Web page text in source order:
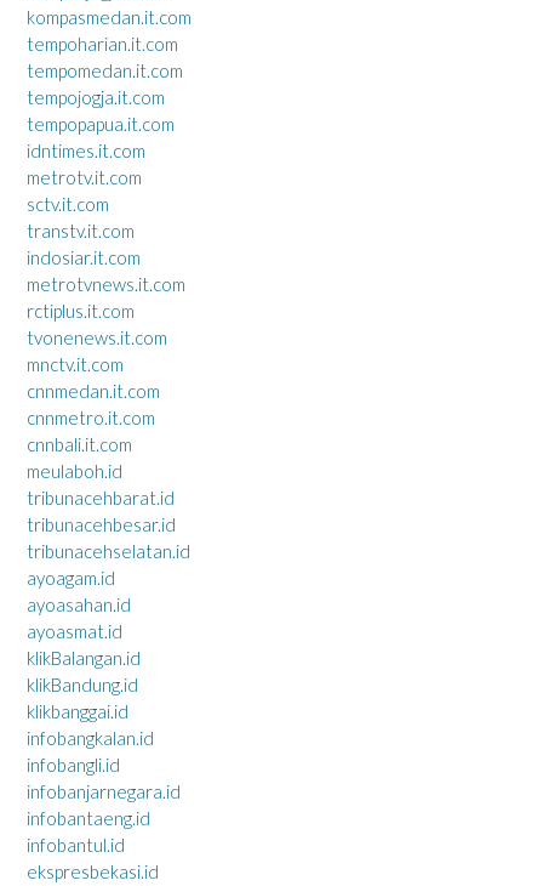
kompasmedan.it.com
tempoharian.it.com
tempomedan.it.com
tempojogja.it.com
tempopapua.it.com
idntimes.it.com
metrotv.it.com
sctv.it.com
transtv.it.com
indosiar.it.com
metrotvnews.it.com
rctiplus.it.com
tvonenews.it.com
mnctv.it.com
cnnmedan.it.com
cnnmetro.it.com
cnnbali.it.com
meulaboh.id
tribunacehbarat.id
tribunacehbesar.id
tribunacehselatan.id
ayoagam.id
ayoasahan.id
ayoasmat.id
klikBalangan.id
klikBandung.id
klikbanggai.id
infobangkalan.id
infobangli.id
infobanjarnegara.id
infobantaeng.id
infobantul.id
ekspresbekasi.id